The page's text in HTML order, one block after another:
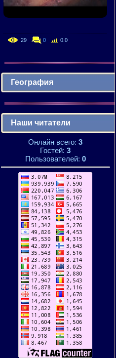
29 0 0.0
География
Наши читатели
Онлайн всего: 3
Гостей: 3
Пользователей: 0